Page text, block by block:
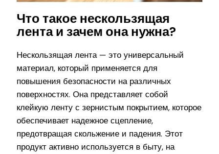
Что такое нескользящая
лента и зачем она нужна?
Нескользящая лента — это универсальный
материал, который применяется для
повышения безопасности на различных
поверхностях. Она представляет собой
клейкую ленту с зернистым покрытием, которое
обеспечивает надежное сцепление,
предотвращая скольжение и падения. Этот
продукт активно используется в быту, на